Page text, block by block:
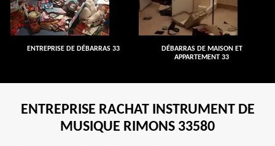
ENTREPRISE DE DÉBARRAS 33
DÉBARRAS DE MAISON ET
APPARTEMENT 33
ENTREPRISE RACHAT INSTRUMENT DE
MUSIQUE RIMONS 33580